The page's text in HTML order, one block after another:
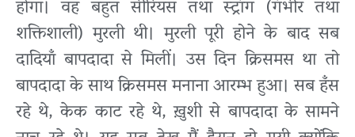
होगा। वह बहुत सीरियस तथा स्ट्रांग (गंभीर तथा
शक्तिशाली) मुरली थी। मुरली पूरी होने के बाद सब
दादियाँ बापदादा से मिलीं। उस दिन क्रिसमस था तो
बापदादा के साथ क्रिसमस मनाना आरम्भ हुआ। सब हँस
रहे थे, केक काट रहे थे, ख़ुशी से बापदादा के सामने